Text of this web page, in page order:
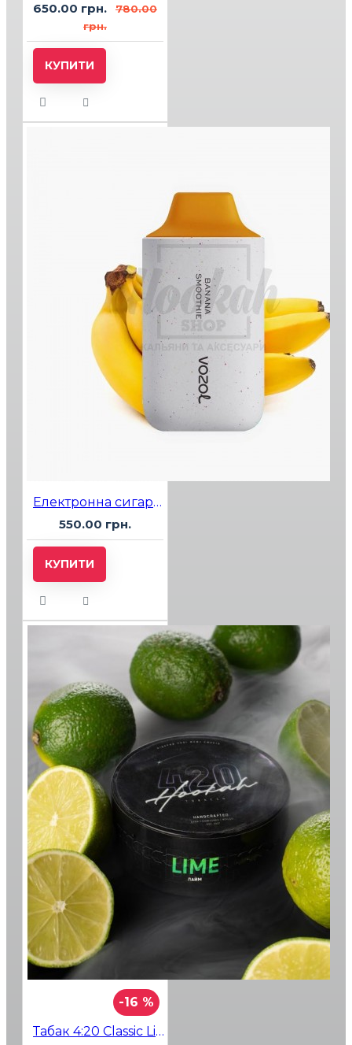
650.00 грн.
780.00
грн.
КУПИТИ
Електронна сигарета Vozol 6000 Banana Smoothie (банановий смузі)
550.00 грн.
КУПИТИ
-16 %
Табак 4:20 Classic Line Lime (Лайм) 100 гр